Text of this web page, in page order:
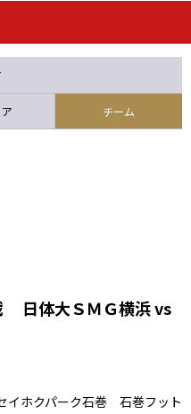
石人の星
チーム
日体大ＳＭＧ横浜 vs
ホクパーク石巻 石巻フット